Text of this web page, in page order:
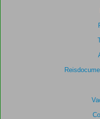
8,2
Eten
Wifi